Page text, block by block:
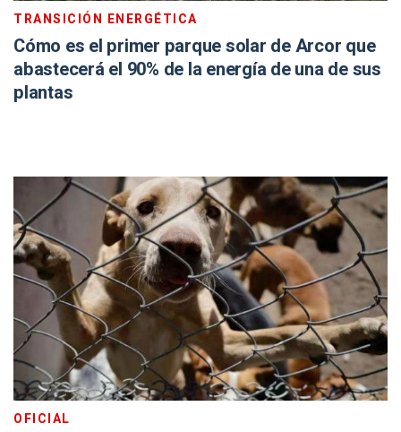
TRANSICIÓN ENERGÉTICA
Cómo es el primer parque solar de Arcor que
abastecerá el 90% de la energía de una de sus
plantas
OFICIAL